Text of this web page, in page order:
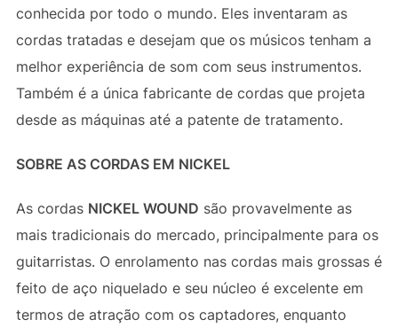
conhecida por todo o mundo. Eles inventaram as
cordas tratadas e desejam que os músicos tenham a
melhor experiência de som com seus instrumentos.
Também é a única fabricante de cordas que projeta
desde as máquinas até a patente de tratamento.
SOBRE AS CORDAS EM NICKEL
As cordas NICKEL WOUND são provavelmente as
mais tradicionais do mercado, principalmente para os
guitarristas. O enrolamento nas cordas mais grossas é
feito de aço niquelado e seu núcleo é excelente em
termos de atração com os captadores, enquanto